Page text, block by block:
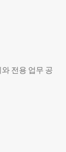
전용 업무 공